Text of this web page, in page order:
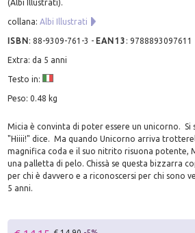
(Albi Illustrati).
collana:Albi Illustrati
ISBN:88-9309-761-3 - EAN13 :9788893097611
Extra: da 5 anni
Testo in:
Peso: 0.48 kg
Micia è convinta di poter essere un unicorno. Si
"Hiiii!" dice. Ma quando Unicorno arriva
magnifica coda e il suo nitrito risuona potente,
una palletta di pelo. Chissà se questa bizzarra
per chi è davvero e a riconoscersi per chi sono
5 anni.